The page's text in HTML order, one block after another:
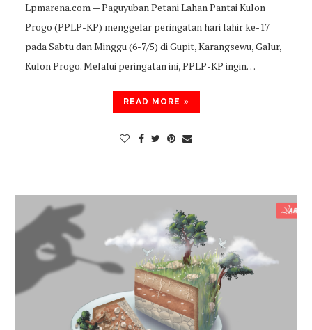
Lpmarena.com — Paguyuban Petani Lahan Pantai Kulon
Progo (PPLP-KP) menggelar peringatan hari lahir ke-17
pada Sabtu dan Minggu (6-7/5) di Gupit, Karangsewu, Galur,
Kulon Progo. Melalui peringatan ini, PPLP-KP ingin…
READ MORE